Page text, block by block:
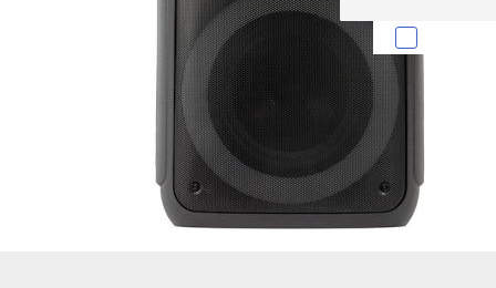
Sobre la
Cuando visitas un
Esta información
que el sitio web
experiencia web